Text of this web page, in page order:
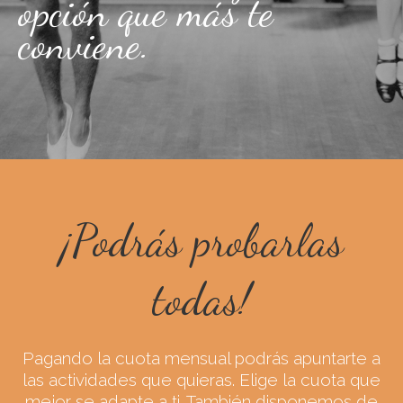
opción que más te
conviene.
¡Podrás probarlas
todas!
Pagando la cuota mensual podrás apuntarte a
las actividades que quieras. Elige la cuota que